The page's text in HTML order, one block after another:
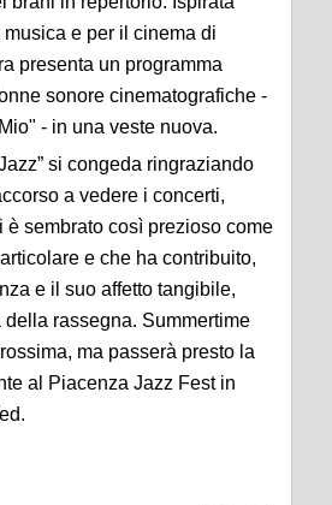
e per il cinema di
presenta un programma
sonore cinematografiche -
- in una veste nuova.
si congeda ringraziando
a vedere i concerti,
è sembrato così prezioso come
e che ha contribuito,
e il suo affetto tangibile,
della rassegna. Summertime
ma passerà presto la
al Piacenza Jazz Fest in